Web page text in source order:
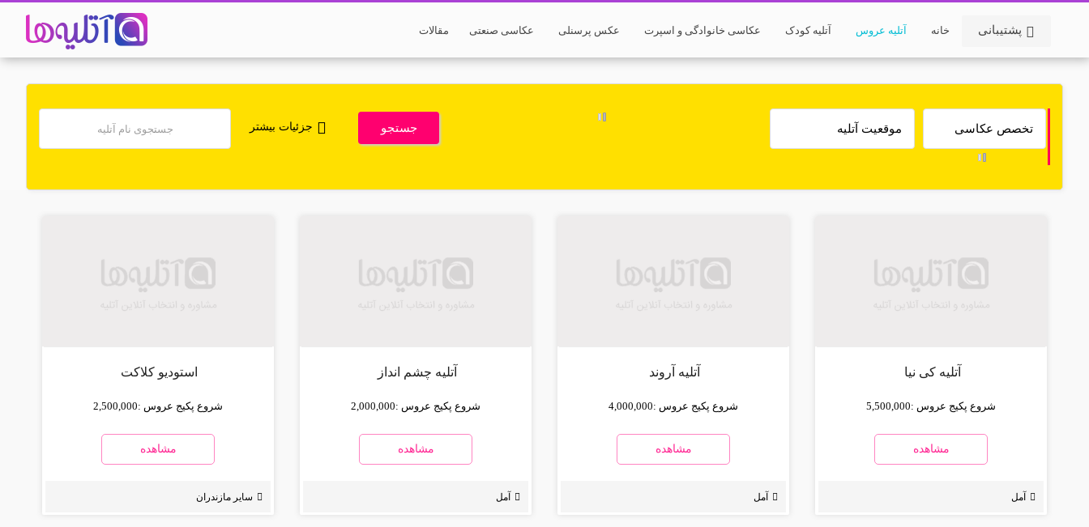
خانه آتلیه عروس آتلیه کودک عکاسی خانوادگی و اسپرت عکس پرسنلی عکاسی صنعتی مقالات پشتیبانی
جستجو جزئیات بیشتر
آتلیه کی نیا
شروع پکیج عروس :5,500,000
مشاهده
آمل
آتلیه آروند
شروع پکیج عروس :4,000,000
مشاهده
آمل
آتلیه چشم انداز
شروع پکیج عروس :2,000,000
مشاهده
آمل
استودیو کلاکت
شروع پکیج عروس :2,500,000
مشاهده
سایر مازندران